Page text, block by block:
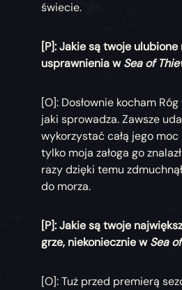
świecie.
[P]: Jakie są twoje ulubione
usprawnienia wSea of
[O]: Dosłownie kocham
jaki sprowadza. Zawsze
wykorzystać całą jego moc
tylko moja załoga go
razy dzięki temu
do morza.
[P]: Jakie są twoje
grze, niekoniecznie wSea
[O]: Tuż przed premierą